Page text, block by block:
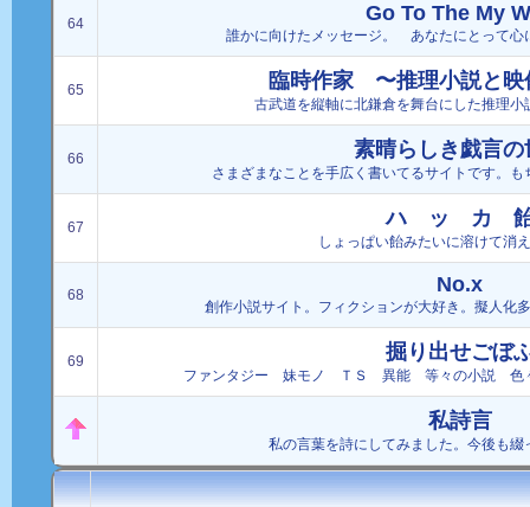
64 Go To The My
誰かに向けたメッセージ。 あなたにとって心
65 臨時作家 〜推理小説と映
古武道を縦軸に北鎌倉を舞台にした推理小
66 素晴らしき戯言の
さまざまなことを手広く書いてるサイトです。
67 ハ ッ カ
しょっぱい飴みたいに溶けて消
68 No.x
創作小説サイト。フィクションが大好き。擬人化
69 掘り出せごぼ
ファンタジー 妹モノ ＴＳ 異能 等々の小説 色
私詩言
私の言葉を詩にしてみました。今後も綴